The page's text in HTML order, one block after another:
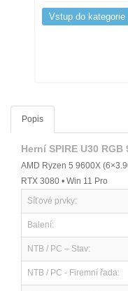
Vstup do kategorie
Popis
Herní SPIRE U30 RGB
AMD Ryzen 5 9600X
RTX 3080 • Win 11 Pro
Síťové prvky:
Balení:
NTB / PC – Stav:
NTB / PC - Firemní řada: